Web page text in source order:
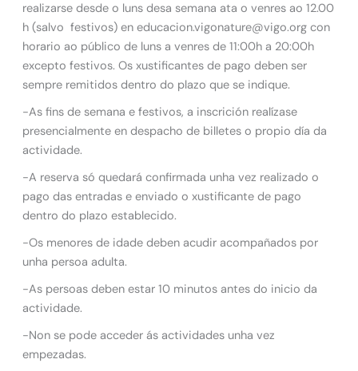
realizarse desde o luns desa semana ata o venres ao 12.00
h (salvo festivos) en educacion.vigonature@vigo.org con
horario ao público de luns a venres de 11:00h a 20:00h
excepto festivos. Os xustificantes de pago deben ser
sempre remitidos dentro do plazo que se indique.
-As fins de semana e festivos, a inscrición realízase
presencialmente en despacho de billetes o propio día da
actividade.
-A reserva só quedará confirmada unha vez realizado o
pago das entradas e enviado o xustificante de pago
dentro do plazo establecido.
-Os menores de idade deben acudir acompañados por
unha persoa adulta.
-As persoas deben estar 10 minutos antes do inicio da
actividade.
-Non se pode acceder ás actividades unha vez
empezadas.